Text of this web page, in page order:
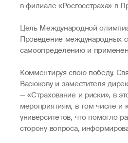
в филиале «Росгосстраха» в
Цель Международной
Проведение международных
самоопределению и
Комментируя свою победу,
Васюкову и заместителя
— «Страхование и риски», в
мероприятиям, в том числе и
университетов, что помогло
сторону вопроса,